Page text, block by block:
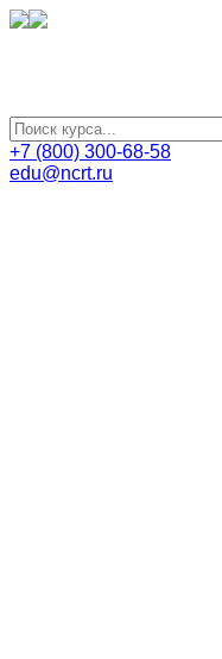
+7 (800) 300-68-58
edu@ncrt.ru